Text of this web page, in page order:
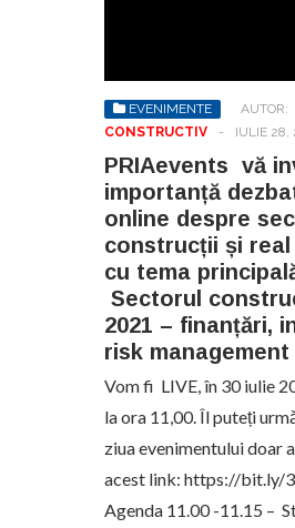
EVENIMENTE
AUTOR:
CONSTRUCTIV
- IULIE 28,
PRIAevents vă
importanță
online despre
construcții și
cu tema
Sectorul
2021 – finanțări,
risk management
Vom fi LIVE, în 30 iulie
la ora 11,00. Îl puteți
ziua evenimentului doar
acest link: https://bit.ly/
Agenda 11.00 -11.15 –